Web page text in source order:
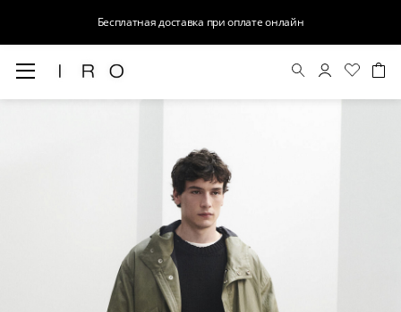
Бесплатная доставка при оплате онлайн